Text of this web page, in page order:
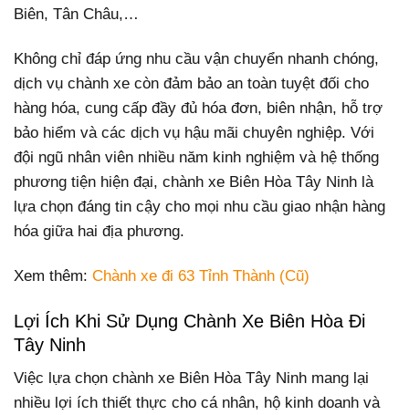
Biên, Tân Châu,…
Không chỉ đáp ứng nhu cầu vận chuyển nhanh chóng,
dịch vụ chành xe còn đảm bảo an toàn tuyệt đối cho
hàng hóa, cung cấp đầy đủ hóa đơn, biên nhận, hỗ trợ
bảo hiểm và các dịch vụ hậu mãi chuyên nghiệp. Với
đội ngũ nhân viên nhiều năm kinh nghiệm và hệ thống
phương tiện hiện đại, chành xe Biên Hòa Tây Ninh là
lựa chọn đáng tin cậy cho mọi nhu cầu giao nhận hàng
hóa giữa hai địa phương.
Xem thêm: Chành xe đi 63 Tỉnh Thành (Cũ)
Lợi Ích Khi Sử Dụng Chành Xe Biên Hòa Đi
Tây Ninh
Việc lựa chọn chành xe Biên Hòa Tây Ninh mang lại
nhiều lợi ích thiết thực cho cá nhân, hộ kinh doanh và